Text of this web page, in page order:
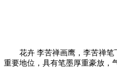
花卉 李苦禅画鹰，李苦禅笔
重要地位，具有笔墨厚重豪放，